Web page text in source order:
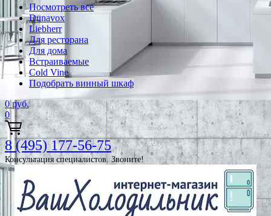
Посмотреть все
Dunavox
Liebherr
Для ресторана
Для дома
Встраиваемые
Cold Vine
Подобрать винный шкаф
0 руб.
0
8 (495) 177-56-75
Консультация специалистов. Звоните!